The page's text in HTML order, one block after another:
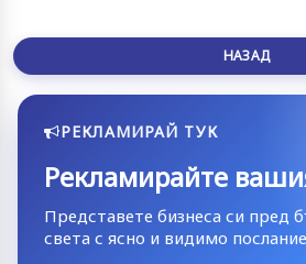
НАЗАД
РЕКЛАМИРАЙ ТУК
Рекламирайте
Представете бизнеса си пред
света с ясно и видимо